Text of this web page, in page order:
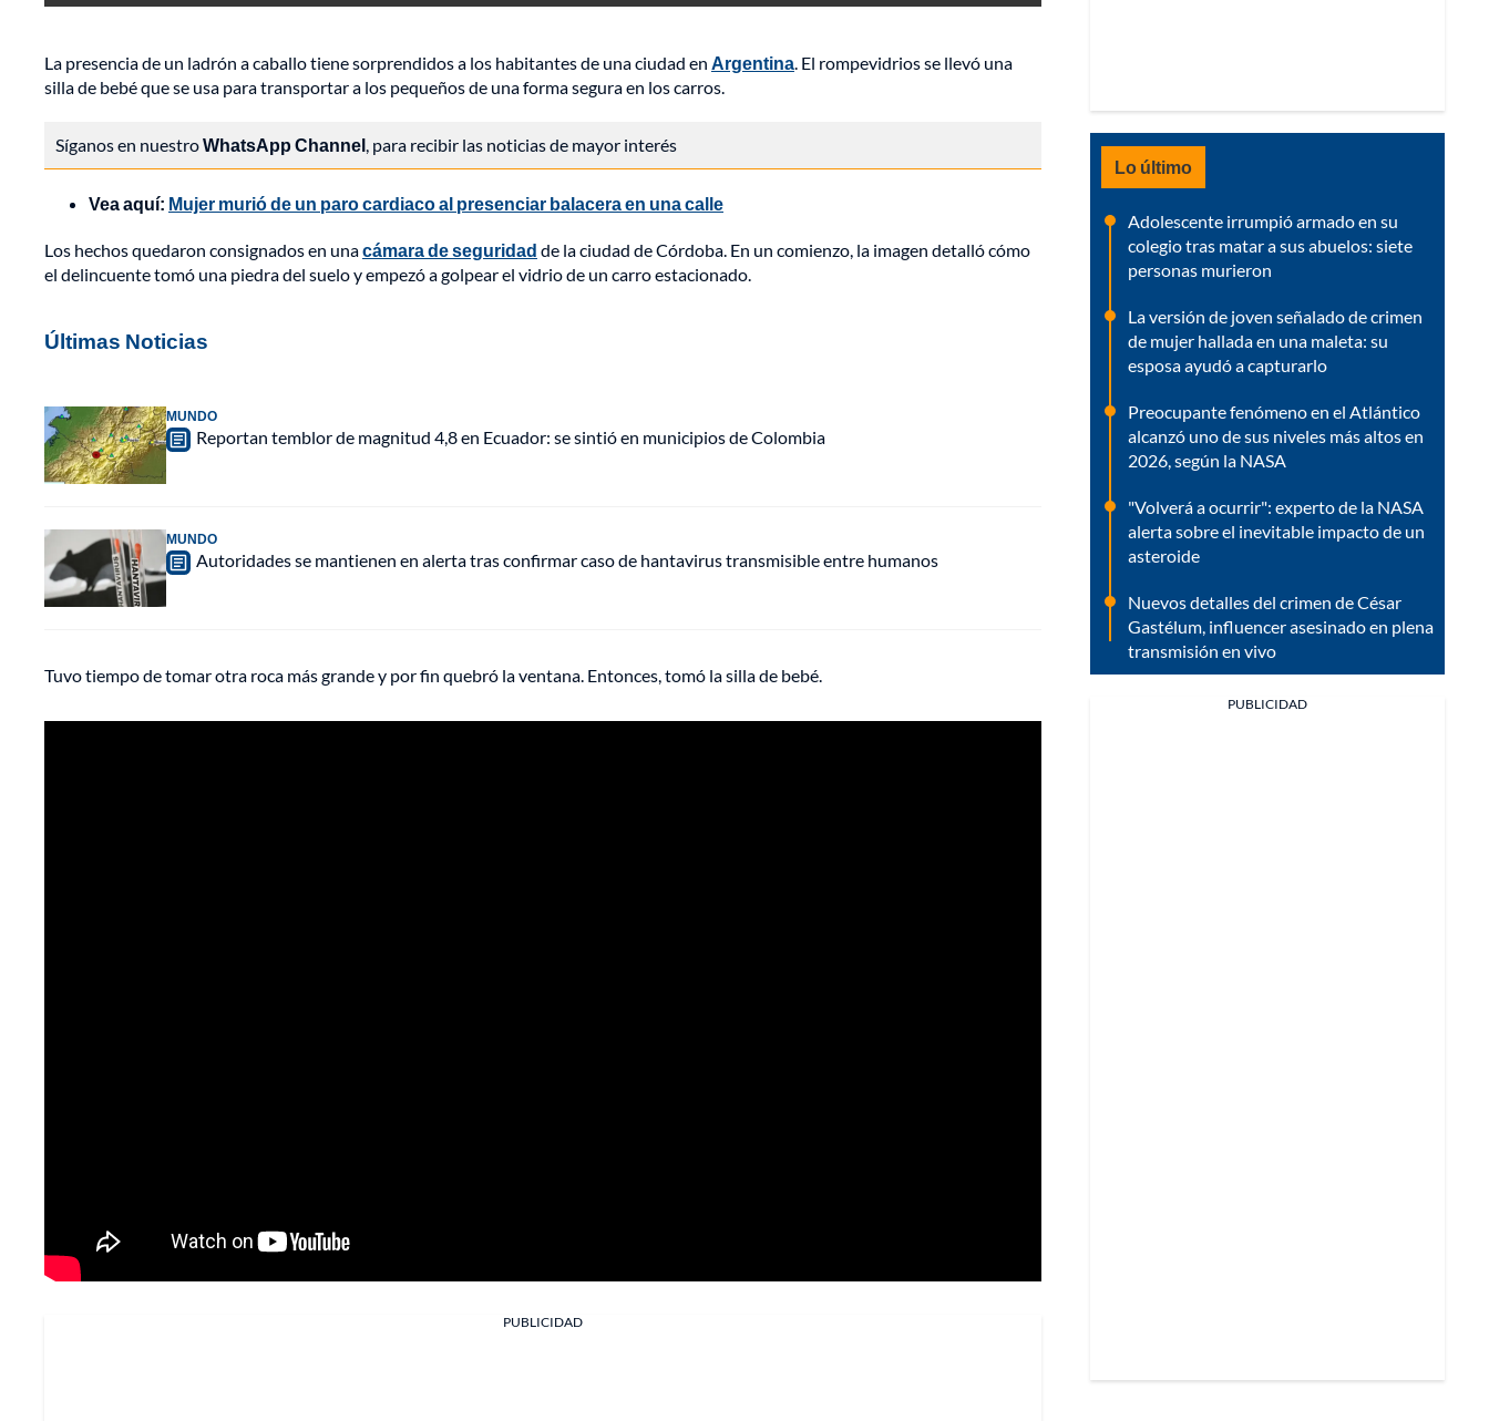
La presencia de un ladrón a caballo tiene sorprendidos a los habitantes de una ciudad en Argentina. El rompevidrios se llevó una
silla de bebé que se usa para transportar a los pequeños de una forma segura en los carros.
Síganos en nuestroWhatsApp Channel, para recibir las noticias de mayor interés
Vea aquí: Mujer murió de un paro cardiaco al presenciar balacera en una calle
Los hechos quedaron consignados en unacámara de seguridad de la ciudad de Córdoba. En un comienzo, la imagen detalló cómo
el delincuente tomó una piedra del suelo y empezó a golpear el vidrio de un carro estacionado.
Últimas Noticias
MUNDO
Reportan temblor de magnitud 4,8 en Ecuador: se sintió en municipios de Colombia
MUNDO
Autoridades se mantienen en alerta tras confirmar caso de hantavirus transmisible entre humanos
Tuvo tiempo de tomar otra roca más grande y por fin quebró la ventana. Entonces, tomó la silla de bebé.
PUBLICIDAD
Lo último
Adolescente irrumpió armado en su
colegio tras matar a sus abuelos: siete
personas murieron
La versión de joven señalado de crimen
de mujer hallada en una maleta: su
esposa ayudó a capturarlo
Preocupante fenómeno en el Atlántico
alcanzó uno de sus niveles más altos en
2026, según la NASA
"Volverá a ocurrir": experto de la NASA
alerta sobre el inevitable impacto de un
asteroide
Nuevos detalles del crimen de César
Gastélum, influencer asesinado en plena
transmisión en vivo
PUBLICIDAD